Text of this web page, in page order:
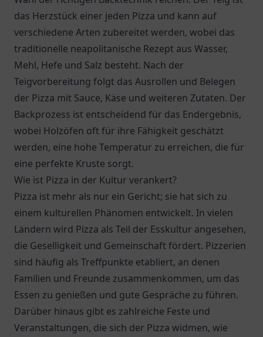
das Herzstück einer jeden Pizza und kann auf
verschiedene Arten zubereitet werden, wobei das
traditionelle neapolitanische Rezept aus Wasser,
Mehl, Hefe und Salz besteht. Nach der
Teigvorbereitung folgt das Ausrollen und Belegen
der Pizza mit Sauce, Käse und weiteren Zutaten. Der
Backprozess ist entscheidend für das Endergebnis,
wobei Holzöfen oft für ihre Fähigkeit geschätzt
werden, eine hohe Temperatur zu erreichen, die für
eine perfekte Kruste sorgt.
Wie ist Pizza in der Kultur verankert?
Pizza ist mehr als nur ein Gericht; sie hat sich zu
einem kulturellen Phänomen entwickelt. In vielen
Ländern wird Pizza als Teil der Esskultur angesehen,
die Geselligkeit und Gemeinschaft fördert. Pizzerien
sind häufig als Treffpunkte etabliert, an denen
Familien und Freunde zusammenkommen, um das
Essen zu genießen und gute Gespräche zu führen.
Darüber hinaus gibt es zahlreiche Feste und
Veranstaltungen, die sich der Pizza widmen, wie